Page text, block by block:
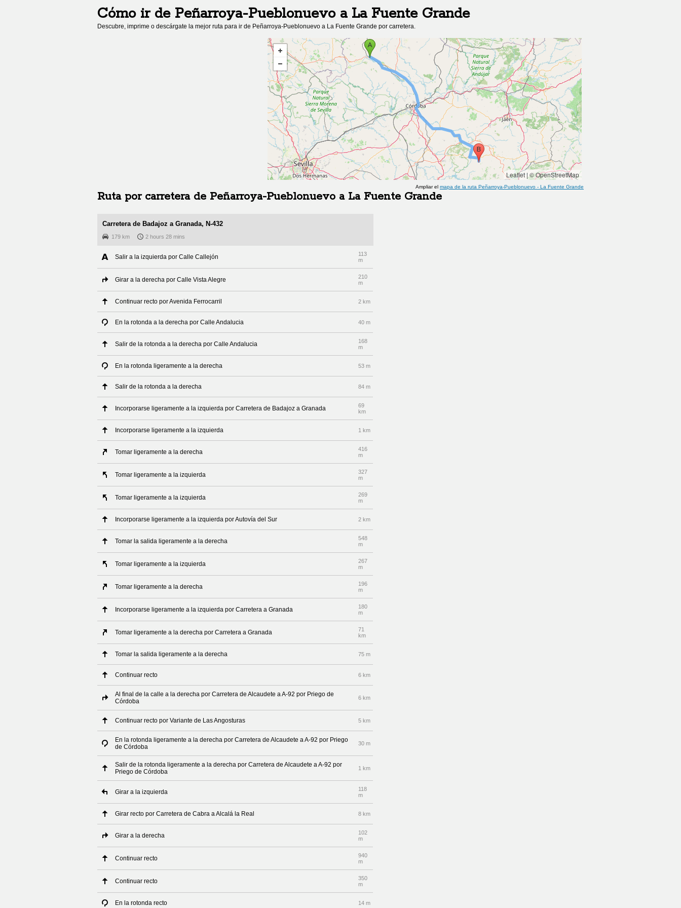
Cómo ir de Peñarroya-Pueblonuevoa La Fuente Grande
Descubre, imprime o descárgate la mejor ruta para ir de Peñarroya-Pueblonuevo a La Fuente Grande por carretera.
Leaflet| © OpenStreetMap
Ampliar el mapa de la ruta Peñarroya-Pueblonuevo - La Fuente Grande
Ruta por carretera de Peñarroya-Pueblonuevo a La Fuente Grande
Carretera de Badajoz a Granada, N-432
179 km 2 hours 28 mins
Salir a la izquierda por Calle Callejón
113
m
Girar a la derecha por Calle Vista Alegre
210
m
Continuar recto por Avenida Ferrocarril 2 km
En la rotonda a la derecha por Calle Andalucia 40 m
Salir de la rotonda a la derecha por Calle Andalucia
168
m
En la rotonda ligeramente a la derecha 53 m
Salir de la rotonda a la derecha 84 m
Incorporarse ligeramente a la izquierda por Carretera de Badajoz a Granada
69
km
Incorporarse ligeramente a la izquierda 1 km
Tomar ligeramente a la derecha
416
m
Tomar ligeramente a la izquierda
327
m
Tomar ligeramente a la izquierda
269
m
Incorporarse ligeramente a la izquierda por Autovía del Sur 2 km
Tomar la salida ligeramente a la derecha
548
m
Tomar ligeramente a la izquierda
267
m
Tomar ligeramente a la derecha
196
m
Incorporarse ligeramente a la izquierda por Carretera a Granada
180
m
Tomar ligeramente a la derecha por Carretera a Granada
71
km
Tomar la salida ligeramente a la derecha 75 m
Continuar recto 6 km
Al final de la calle a la derecha por Carretera de Alcaudete a A-92 por Priego de
Córdoba
6 km
Continuar recto por Variante de Las Angosturas 5 km
En la rotonda ligeramente a la derecha por Carretera de Alcaudete a A-92 por Priego
de Córdoba
30 m
Salir de la rotonda ligeramente a la derecha por Carretera de Alcaudete a A-92 por
Priego de Córdoba
1 km
Girar a la izquierda
118
m
Girar recto por Carretera de Cabra a Alcalá la Real 8 km
Girar a la derecha
102
m
Continuar recto
940
m
Continuar recto
350
m
En la rotonda recto 14 m